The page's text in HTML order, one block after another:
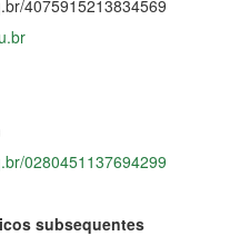
4075915213834569
0280451137694299
subsequentes